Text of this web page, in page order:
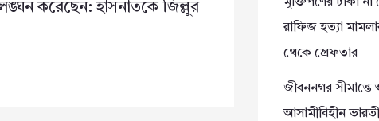
করেছেন: হাসনাতকে জিল্লুর
রাফিজ হত্যা
থেকে গ্রেফতার
জীবননগর সীমান্তে
আসামীবিহীন